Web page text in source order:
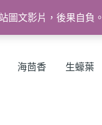
圖文影片，後果自負。
海茴香 生蠔葉